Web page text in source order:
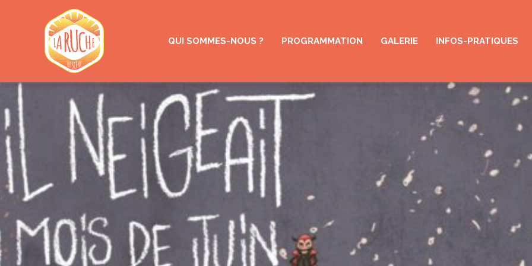
QUI SOMMES-NOUS ? PROGRAMMATION GALERIE INFOS-PRATIQUES